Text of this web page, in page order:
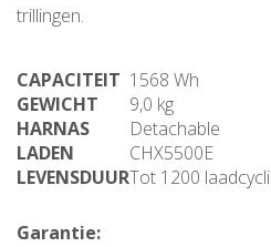
trillingen.
CAPACITEIT 1568 Wh
GEWICHT
9,0 kg
HARNAS
Detachable
LADEN
CHX5500E
LEVENSDUURTot 1200 laadcycli
Garantie: